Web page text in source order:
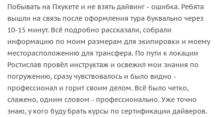
Побывать на Пхукете и не взять дайвинг - ошибка. Ребята
вышли на связь после оформления тура буквально через
10-15 минут. Всё подробно рассказали, собрали
информацию по моим размерам для экипировки и моему
месторасположению для трансфера. По пути к локации
Ростислав провёл инструктаж и освежил мои знания по
погружению, сразу чувствовалось и было видно -
профессионал и горит своим делом. Всё было четко,
слажено, одним словом - профессионально. Уже точно
знаю, у кого буду брать курсы по сертификации дайверов.